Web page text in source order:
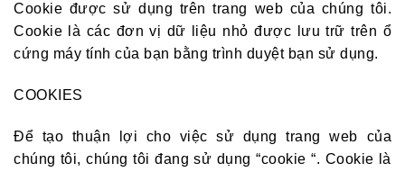
Cookie được sử dụng trên trang web của chúng tôi.
Cookie là các đơn vị dữ liệu nhỏ được lưu trữ trên ổ
cứng máy tính của bạn bằng trình duyệt bạn sử dụng.
COOKIES
Để tạo thuận lợi cho việc sử dụng trang web của
chúng tôi, chúng tôi đang sử dụng “cookie “. Cookie là